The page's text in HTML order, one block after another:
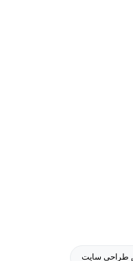
طراحی سایت